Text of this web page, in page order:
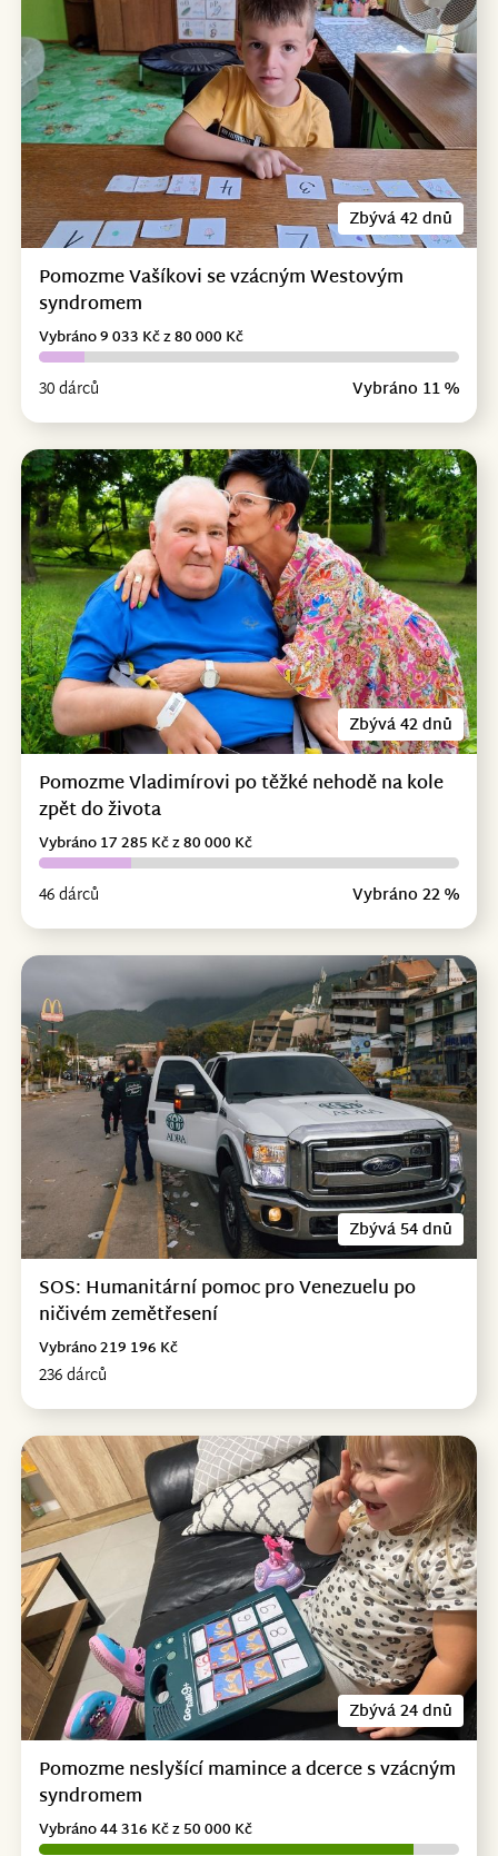
Zbývá 42 dnů
Pomozme Vašíkovi se vzácným Westovým
syndromem
30 dárců Vybráno 11 %
Vybráno 9 033 Kč z 80 000 Kč
Zbývá 42 dnů
Pomozme Vladimírovi po těžké nehodě na kole
zpět do života
46 dárců Vybráno 22 %
Vybráno 17 285 Kč z 80 000 Kč
Zbývá 54 dnů
SOS: Humanitární pomoc pro Venezuelu po
ničivém zemětřesení
236 dárců
Vybráno 219 196 Kč
Zbývá 24 dnů
Pomozme neslyšící mamince a dcerce s vzácným
syndromem
Vybráno 44 316 Kč z 50 000 Kč